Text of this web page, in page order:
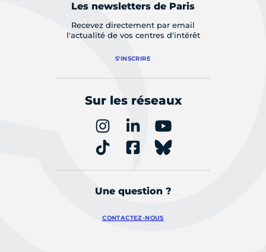
Les newsletters de Paris
Recevez directement par email
l'actualité de vos centres d'intérêt
S'INSCRIRE
Sur les réseaux
Une question ?
CONTACTEZ-NOUS